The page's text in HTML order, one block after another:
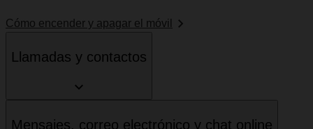
Cómo encender y apagar el móvil
Llamadas y contactos
Mensajes, correo electrónico y chat online